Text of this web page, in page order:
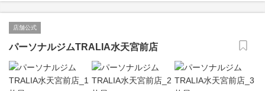
店舗公式
パーソナルジムTRALIA水天宮前店